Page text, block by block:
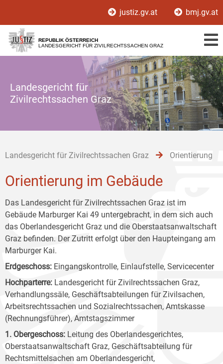
[1]
[2]
[3]
justiz.gv.at bmj.gv.at
REPUBLIK ÖSTERREICH
LANDESGERICHT FÜR ZIVILRECHTSSACHEN GRAZ
Landesgericht für
Zivilrechtssachen Graz
Landesgericht für Zivilrechtssachen Graz Orientierung
Orientierung im Gebäude
Das Landesgericht für Zivilrechtssachen Graz ist im
Gebäude Marburger Kai 49 untergebracht, in dem sich auch
das Oberlandesgericht Graz und die Oberstaatsanwaltschaft
Graz befinden. Der Zutritt erfolgt über den Haupteingang am
Marburger Kai.
Erdgeschoss: Eingangskontrolle, Einlaufstelle, Servicecenter
Hochparterre: Landesgericht für Zivilrechtssachen Graz,
Verhandlungssäle, Geschäftsabteilungen für Zivilsachen,
Arbeitsrechtssachen und Sozialrechtssachen, Amtskasse
(Rechnungsführer), Amtstagszimmer
1. Obergeschoss: Leitung des Oberlandesgerichtes,
Oberstaatsanwaltschaft Graz, Geschäftsabteilung für
Rechtsmittelsachen am Oberlandesgericht,